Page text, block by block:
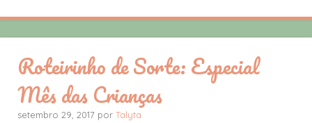
Roteirinho de Sorte: Especial
Mês das Crianças
setembro 29, 2017 por Talyta